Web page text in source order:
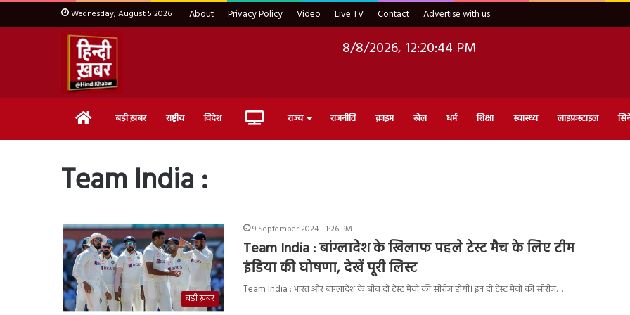
Wednesday, August 5 2026 About Privacy Policy Video Live TV Contact Advertise with us
8/8/2026, 12:20:45 PM
Home बड़ी ख़बर राष्ट्रीय विदेश Live राज्य राजनीति क्राइम खेल धर्म शिक्षा स्वास्थ्य लाइफ़स्टाइल
Team India :
बड़ी ख़बर
9 September 2024 - 1:26 PM
Team India : बांग्लादेश के खिलाफ पहले टेस्ट मैच के लिए टीम
इंडिया की घोषणा, देखें पूरी लिस्ट
Team India : भारत और बांग्लादेश के बीच दो टेस्ट मैचों की सीरीज होगी। इन दो टेस्ट मैचों की सीरीज…